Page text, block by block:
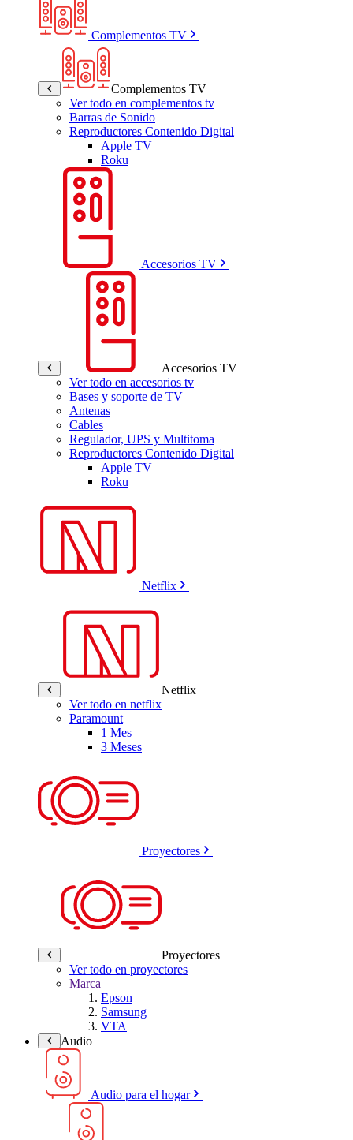
Complementos TV
Complementos TV
Ver todo en complementos tv
Barras de Sonido
Reproductores Contenido Digital
Apple TV
Roku
Accesorios TV
Accesorios TV
Ver todo en accesorios tv
Bases y soporte de TV
Antenas
Cables
Regulador, UPS y Multitoma
Reproductores Contenido Digital
Apple TV
Roku
Netflix
Netflix
Ver todo en netflix
Paramount
1 Mes
3 Meses
Proyectores
Proyectores
Ver todo en proyectores
Marca
Epson
Samsung
VTA
Audio
Audio para el hogar